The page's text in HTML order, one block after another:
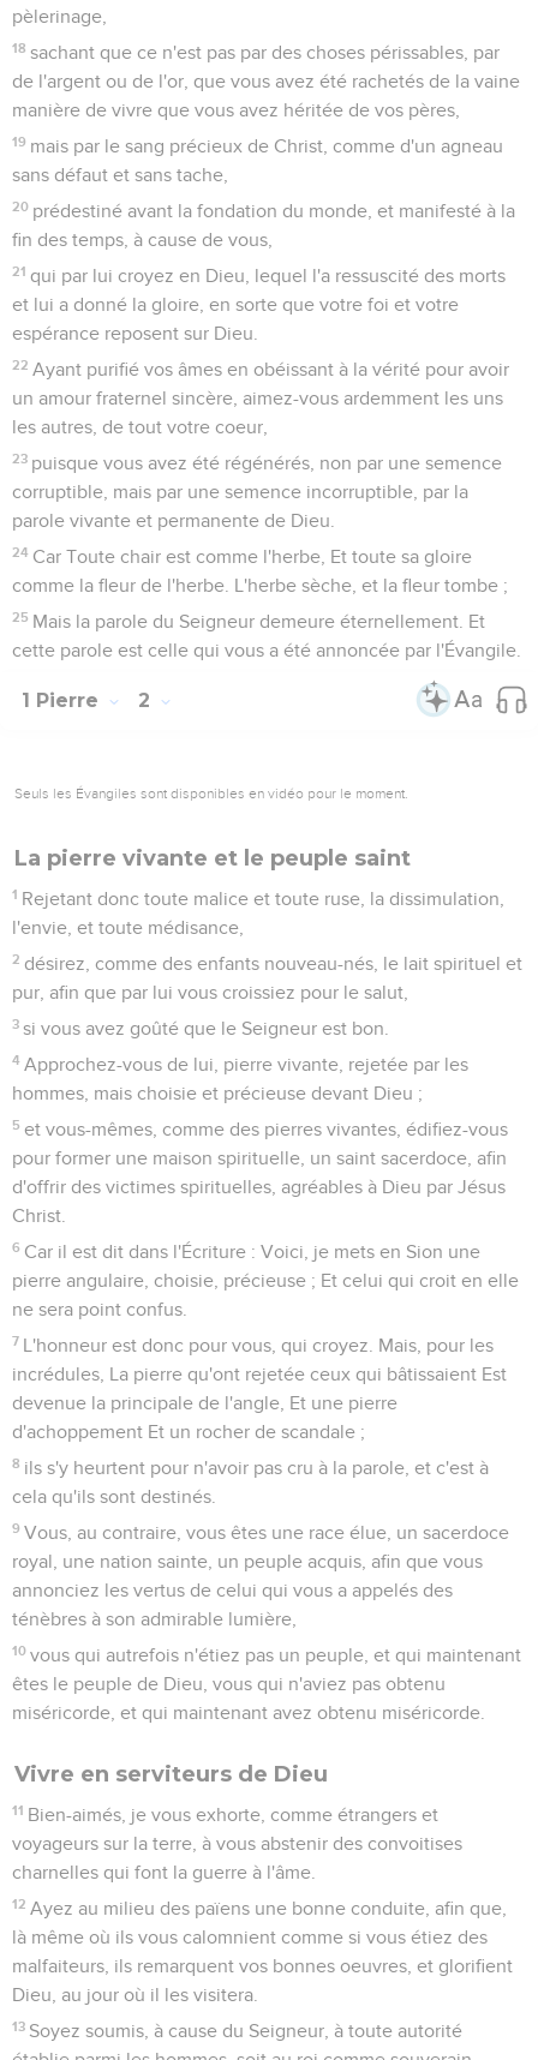
pèlerinage,
18 sachant que ce n'est pas par des choses périssables, par
de l'argent ou de l'or, que vous avez été rachetés de la vaine
manière de vivre que vous avez héritée de vos pères,
19 mais par le sang précieux de Christ, comme d'un agneau
sans défaut et sans tache,
20 prédestiné avant la fondation du monde, et manifesté à la
fin des temps, à cause de vous,
21 qui par lui croyez en Dieu, lequel l'a ressuscité des morts
et lui a donné la gloire, en sorte que votre foi et votre
espérance reposent sur Dieu.
22 Ayant purifié vos âmes en obéissant à la vérité pour avoir
un amour fraternel sincère, aimez-vous ardemment les uns
les autres, de tout votre coeur,
23 puisque vous avez été régénérés, non par une semence
corruptible, mais par une semence incorruptible, par la
parole vivante et permanente de Dieu.
24 Car Toute chair est comme l'herbe, Et toute sa gloire
comme la fleur de l'herbe. L'herbe sèche, et la fleur tombe ;
25 Mais la parole du Seigneur demeure éternellement. Et
cette parole est celle qui vous a été annoncée par l'Évangile.
1 Pierre 2
Seuls les Évangiles sont disponibles en vidéo pour le moment.
La pierre vivante et le peuple saint
1 Rejetant donc toute malice et toute ruse, la dissimulation,
l'envie, et toute médisance,
2 désirez, comme des enfants nouveau-nés, le lait spirituel et
pur, afin que par lui vous croissiez pour le salut,
3 si vous avez goûté que le Seigneur est bon.
4 Approchez-vous de lui, pierre vivante, rejetée par les
hommes, mais choisie et précieuse devant Dieu ;
5 et vous-mêmes, comme des pierres vivantes, édifiez-vous
pour former une maison spirituelle, un saint sacerdoce, afin
d'offrir des victimes spirituelles, agréables à Dieu par Jésus
Christ.
6 Car il est dit dans l'Écriture : Voici, je mets en Sion une
pierre angulaire, choisie, précieuse ; Et celui qui croit en elle
ne sera point confus.
7 L'honneur est donc pour vous, qui croyez. Mais, pour les
incrédules, La pierre qu'ont rejetée ceux qui bâtissaient Est
devenue la principale de l'angle, Et une pierre
d'achoppement Et un rocher de scandale ;
8 ils s'y heurtent pour n'avoir pas cru à la parole, et c'est à
cela qu'ils sont destinés.
9 Vous, au contraire, vous êtes une race élue, un sacerdoce
royal, une nation sainte, un peuple acquis, afin que vous
annonciez les vertus de celui qui vous a appelés des
ténèbres à son admirable lumière,
10 vous qui autrefois n'étiez pas un peuple, et qui maintenant
êtes le peuple de Dieu, vous qui n'aviez pas obtenu
miséricorde, et qui maintenant avez obtenu miséricorde.
Vivre en serviteurs de Dieu
11 Bien-aimés, je vous exhorte, comme étrangers et
voyageurs sur la terre, à vous abstenir des convoitises
charnelles qui font la guerre à l'âme.
12 Ayez au milieu des païens une bonne conduite, afin que,
là même où ils vous calomnient comme si vous étiez des
malfaiteurs, ils remarquent vos bonnes oeuvres, et glorifient
Dieu, au jour où il les visitera.
13 Soyez soumis, à cause du Seigneur, à toute autorité